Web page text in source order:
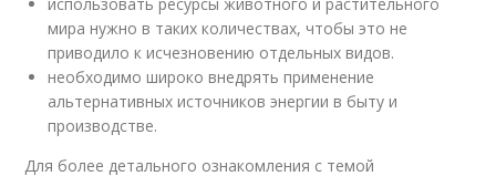
мира нужно в таких количествах, чтобы это не
приводило к исчезновению отдельных видов.
необходимо широко внедрять применение
альтернативных источников энергии в быту и
производстве.
Для более детального ознакомления с темой